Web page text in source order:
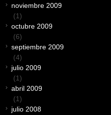
noviembre 2009
(1)
octubre 2009
(6)
septiembre 2009
(4)
julio 2009
(1)
abril 2009
(1)
julio 2008